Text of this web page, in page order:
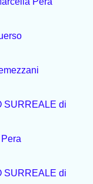
SURREALE di
SURREALE di